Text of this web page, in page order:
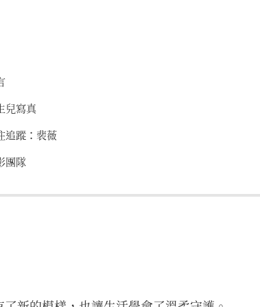
兒寫真
追蹤：裴薇
團隊